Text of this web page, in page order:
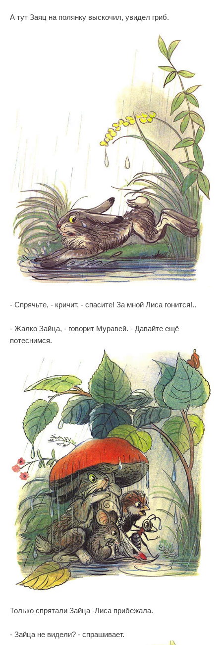
А тут Заяц на полянку выскочил, увидел гриб.
- Спрячьте, - кричит, - спасите! За мной Лиса гонится!..
- Жалко Зайца, - говорит Муравей. - Давайте ещё
потеснимся.
Только спрятали Зайца -Лиса прибежала.
- Зайца не видели? - спрашивает.